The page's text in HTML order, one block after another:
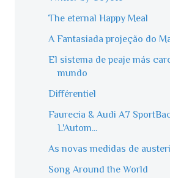
The eternal Happy Meal
A Fantasiada projeção do
El sistema de peaje más
mundo
Différentiel
Faurecia & Audi A7
L'Autom...
As novas medidas de
Song Around the World